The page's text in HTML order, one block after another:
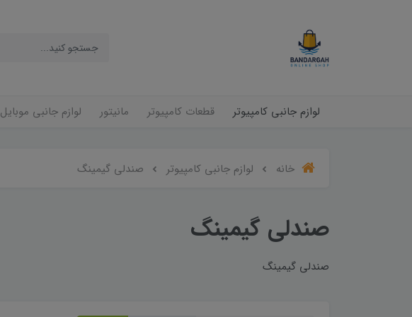
لوازم جانبی کامپیوتر قطعات کامپیوتر مانیتور لوازم جانبی موبایل
خانه لوازم جانبی کامپیوتر صندلی گیمینگ
صندلی گیمینگ
صندلی گیمینگ